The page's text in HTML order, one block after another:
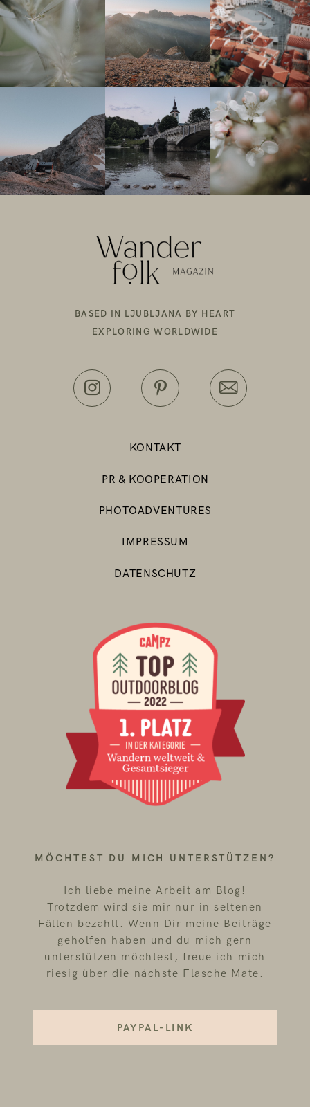
MÖCHTEST DU MICH UNTERSTÜTZEN?
KONTAKT
PR & KOOPERATION
PHOTOADVENTURES
IMPRESSUM
DATENSCHUTZ
Ich liebe meine Arbeit am Blog!
Trotzdem wird sie mir nur in seltenen
Fällen bezahlt. Wenn Dir meine Beiträge
geholfen haben und du mich gern
unterstützen möchtest, freue ich mich
riesig über die nächste Flasche Mate.
BASED IN LJUBLJANA BY HEART
EXPLORING WORLDWIDE
PAYPAL-LINK